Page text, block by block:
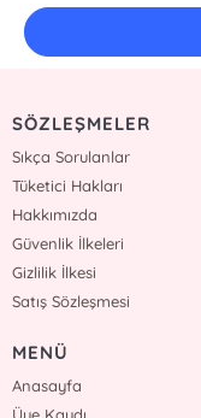
SÖZLEŞMELER
Sıkça Sorulanlar
Tüketici Hakları
Hakkımızda
Güvenlik İlkeleri
Gizlilik İlkesi
Satış Sözleşmesi
MENÜ
Anasayfa